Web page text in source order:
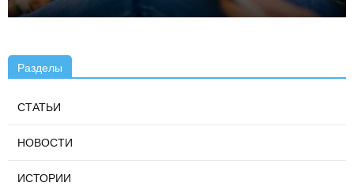
Разделы
СТАТЬИ
НОВОСТИ
ИСТОРИИ